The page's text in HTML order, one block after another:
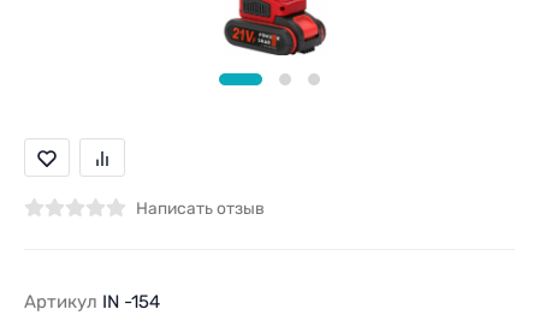
Написать отзыв
Артикул IN -154